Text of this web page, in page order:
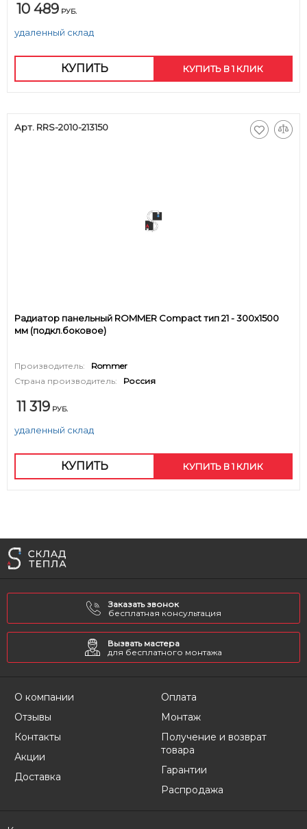
10 489 РУБ.
удаленный склад
КУПИТЬ КУПИТЬ В 1 КЛИК
Арт. RRS-2010-213150
Радиатор панельный ROMMER Compact тип 21 - 300x1500
мм (подкл.боковое)
Производитель:
Rommer
Страна производитель:
Россия
11 319 РУБ.
удаленный склад
КУПИТЬ КУПИТЬ В 1 КЛИК
Заказать звонок
бесплатная консультация
Вызвать мастера
для бесплатного монтажа
О компании
Отзывы
Контакты
Акции
Доставка
Оплата
Монтаж
Получение и возврат
товара
Гарантии
Распродажа